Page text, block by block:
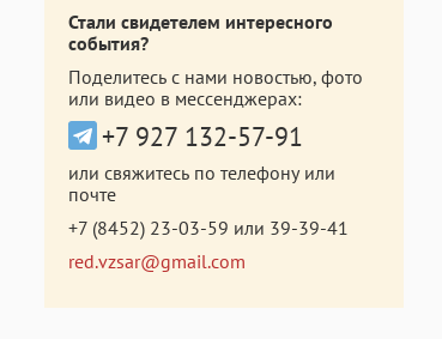
Стали свидетелем интересного
события?
Поделитесь с нами новостью, фото
или видео в мессенджерах:
+7 927 132-57-91
или свяжитесь по телефону или
почте
+7 (8452) 23-03-59 или 39-39-41
red.vzsar@gmail.com